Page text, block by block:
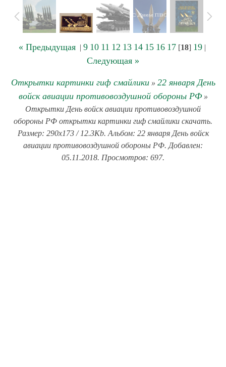
« Предыдущая| 9 10 11 12 13 14 15 16 17[18] 19|
Следующая »
Открытки картинки гиф смайлики» 22 января День
войск авиации противовоздушной обороны РФ»
Открытки День войск авиации противовоздушной
обороны РФ открытки картинки гиф смайлики скачать.
Размер: 290x173 / 12.3Kb. Альбом: 22 января День войск
авиации противовоздушной обороны РФ. Добавлен:
05.11.2018. Просмотров: 697.